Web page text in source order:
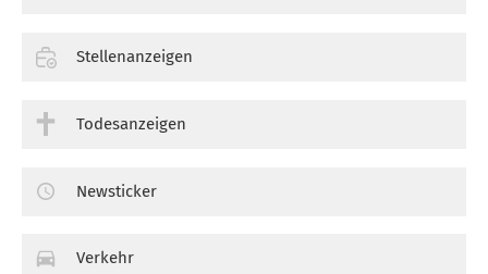
Stellenanzeigen
Todesanzeigen
Newsticker
Verkehr